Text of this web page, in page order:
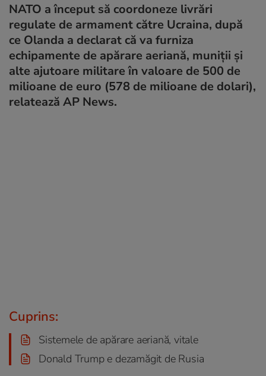
NATO a început să coordoneze livrări
regulate de armament către Ucraina, după
ce Olanda a declarat că va furniza
echipamente de apărare aeriană, muniții și
alte ajutoare militare în valoare de 500 de
milioane de euro (578 de milioane de dolari),
relatează AP News.
Cuprins:
Sistemele de apărare aeriană, vitale
Donald Trump e dezamăgit de Rusia